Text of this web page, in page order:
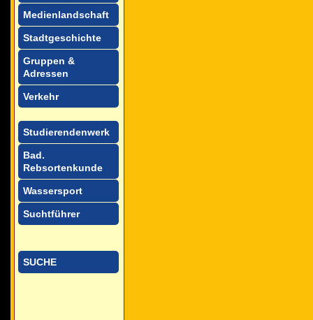
Medienlandschaft
Stadtgeschichte
Gruppen &
Adressen
Verkehr
Studierendenwerk
Bad.
Rebsortenkunde
Wassersport
Suchtführer
SUCHE